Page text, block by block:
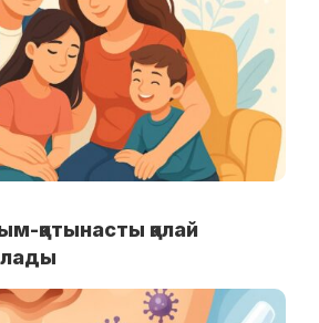
қатынасты қалай